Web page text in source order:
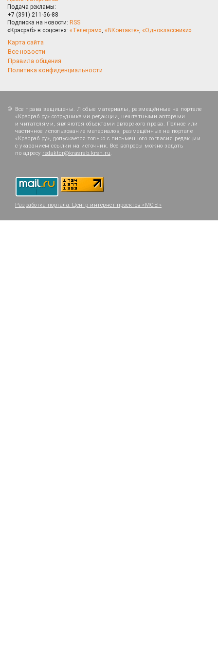
Подача рекламы:
+7 (391) 211-56-88
Подписка на новости: RSS
«Красраб» в соцсетях: «Телеграм», «ВКонтакте», «Одноклассники»
Карта сайта
Все новости
Правила общения
Политика конфиденциальности
Все права защищены. Любые материалы, размещённые на портале
«Красраб.ру» сотрудниками редакции, нештатными авторами
и читателями, являются объектами авторского права. Полное или
частичное использование материалов, размещённых на портале
«Красраб.ру», допускается только с письменного согласия редакции
с указанием ссылки на источник. Все вопросы можно задать
по адресу redaktor@krasrab.krsn.ru.
Разработка портала: Центр интернет-проектов «МОЁ!»